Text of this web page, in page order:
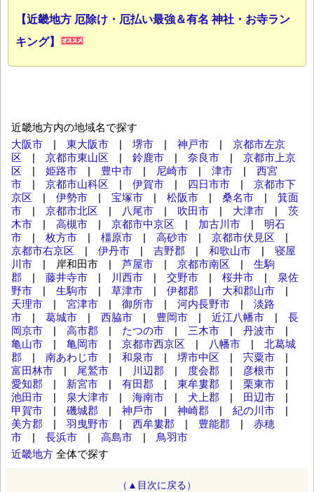
【近畿地方 厄除け・厄払い最強＆有名 神社・お寺ラン
キング】
近畿地方内の地域名で探す
大阪市 | 東大阪市 | 堺市 | 神戸市 | 京都市左京
区 | 京都市東山区 | 鈴鹿市 | 奈良市 | 京都市上京
区 | 姫路市 | 豊中市 | 尼崎市 | 津市 | 西宮
市 | 京都市山科区 | 伊賀市 | 四日市市 | 京都市下
京区 | 伊勢市 | 宝塚市 | 松阪市 | 桑名市 | 箕面
市 | 京都市北区 | 八尾市 | 吹田市 | 大津市 | 茨
木市 | 高槻市 | 京都市中京区 | 加古川市 | 明石
市 | 枚方市 | 橿原市 | 高砂市 | 京都市伏見区 |
京都市右京区 | 伊丹市 | 吉野郡 | 和歌山市 | 寝屋
川市 | 岸和田市 | 芦屋市 | 京都市南区 | 生駒
郡 | 藤井寺市 | 川西市 | 交野市 | 桜井市 | 泉佐
野市 | 生駒市 | 草津市 | 伊都郡 | 大和郡山市 |
天理市 | 宮津市 | 御所市 | 河内長野市 | 淡路
市 | 葛城市 | 西脇市 | 豊岡市 | 近江八幡市 | 長
岡京市 | 高市郡 | たつの市 | 三木市 | 丹波市 |
亀山市 | 亀岡市 | 京都市西京区 | 八幡市 | 北葛城
郡 | 南あわじ市 | 和泉市 | 堺市中区 | 宍粟市 |
富田林市 | 尾鷲市 | 川辺郡 | 度会郡 | 彦根市 |
愛知郡 | 新宮市 | 有田郡 | 東牟婁郡 | 栗東市 |
池田市 | 泉大津市 | 海南市 | 犬上郡 | 田辺市 |
甲賀市 | 磯城郡 | 神⼾市 | 神崎郡 | 紀の川市 |
美方郡 | 羽曳野市 | 西牟婁郡 | 豊能郡 | 赤穂
市 | 長浜市 | 高島市 | 鳥羽市
近畿地方 全体で探す
（▲目次に戻る）